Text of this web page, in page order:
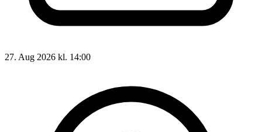
27. Aug 2026 kl. 14:00